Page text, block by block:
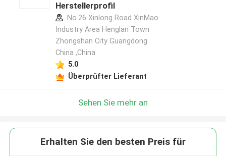
Herstellerprofil
No.26 Xinlong Road XinMao
Industry Area Henglan Town
Zhongshan City Guangdong
China ,China
5.0
Überprüfter Lieferant
Sehen Sie mehr an
Erhalten Sie den besten Preis für